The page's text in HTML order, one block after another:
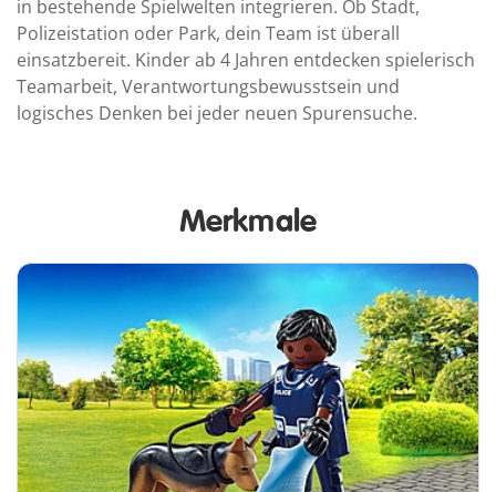
in bestehende Spielwelten integrieren. Ob Stadt,
Polizeistation oder Park, dein Team ist überall
einsatzbereit. Kinder ab 4 Jahren entdecken spielerisch
Teamarbeit, Verantwortungsbewusstsein und
logisches Denken bei jeder neuen Spurensuche.
Merkmale